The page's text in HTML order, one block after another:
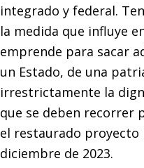
integrado y federal.
la medida que influye
emprende para sacar
un Estado, de una
irrestrictamente la
que se deben recorrer
el restaurado proyecto
diciembre de 2023.